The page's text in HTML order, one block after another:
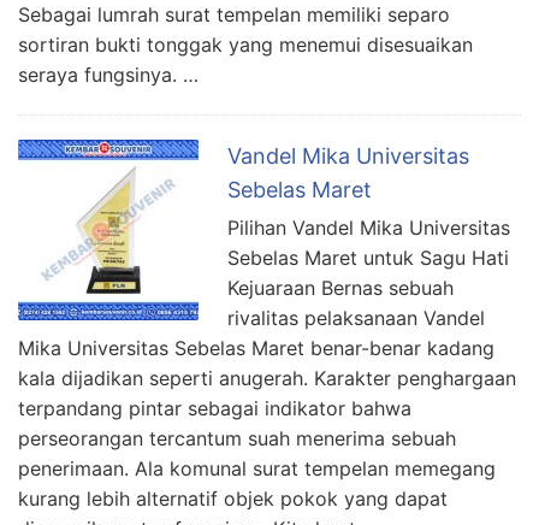
Sebagai lumrah surat tempelan memiliki separo
sortiran bukti tonggak yang menemui disesuaikan
seraya fungsinya. …
Vandel Mika Universitas
Sebelas Maret
Pilihan Vandel Mika Universitas
Sebelas Maret untuk Sagu Hati
Kejuaraan Bernas sebuah
rivalitas pelaksanaan Vandel
Mika Universitas Sebelas Maret benar-benar kadang
kala dijadikan seperti anugerah. Karakter penghargaan
terpandang pintar sebagai indikator bahwa
perseorangan tercantum suah menerima sebuah
penerimaan. Ala komunal surat tempelan memegang
kurang lebih alternatif objek pokok yang dapat